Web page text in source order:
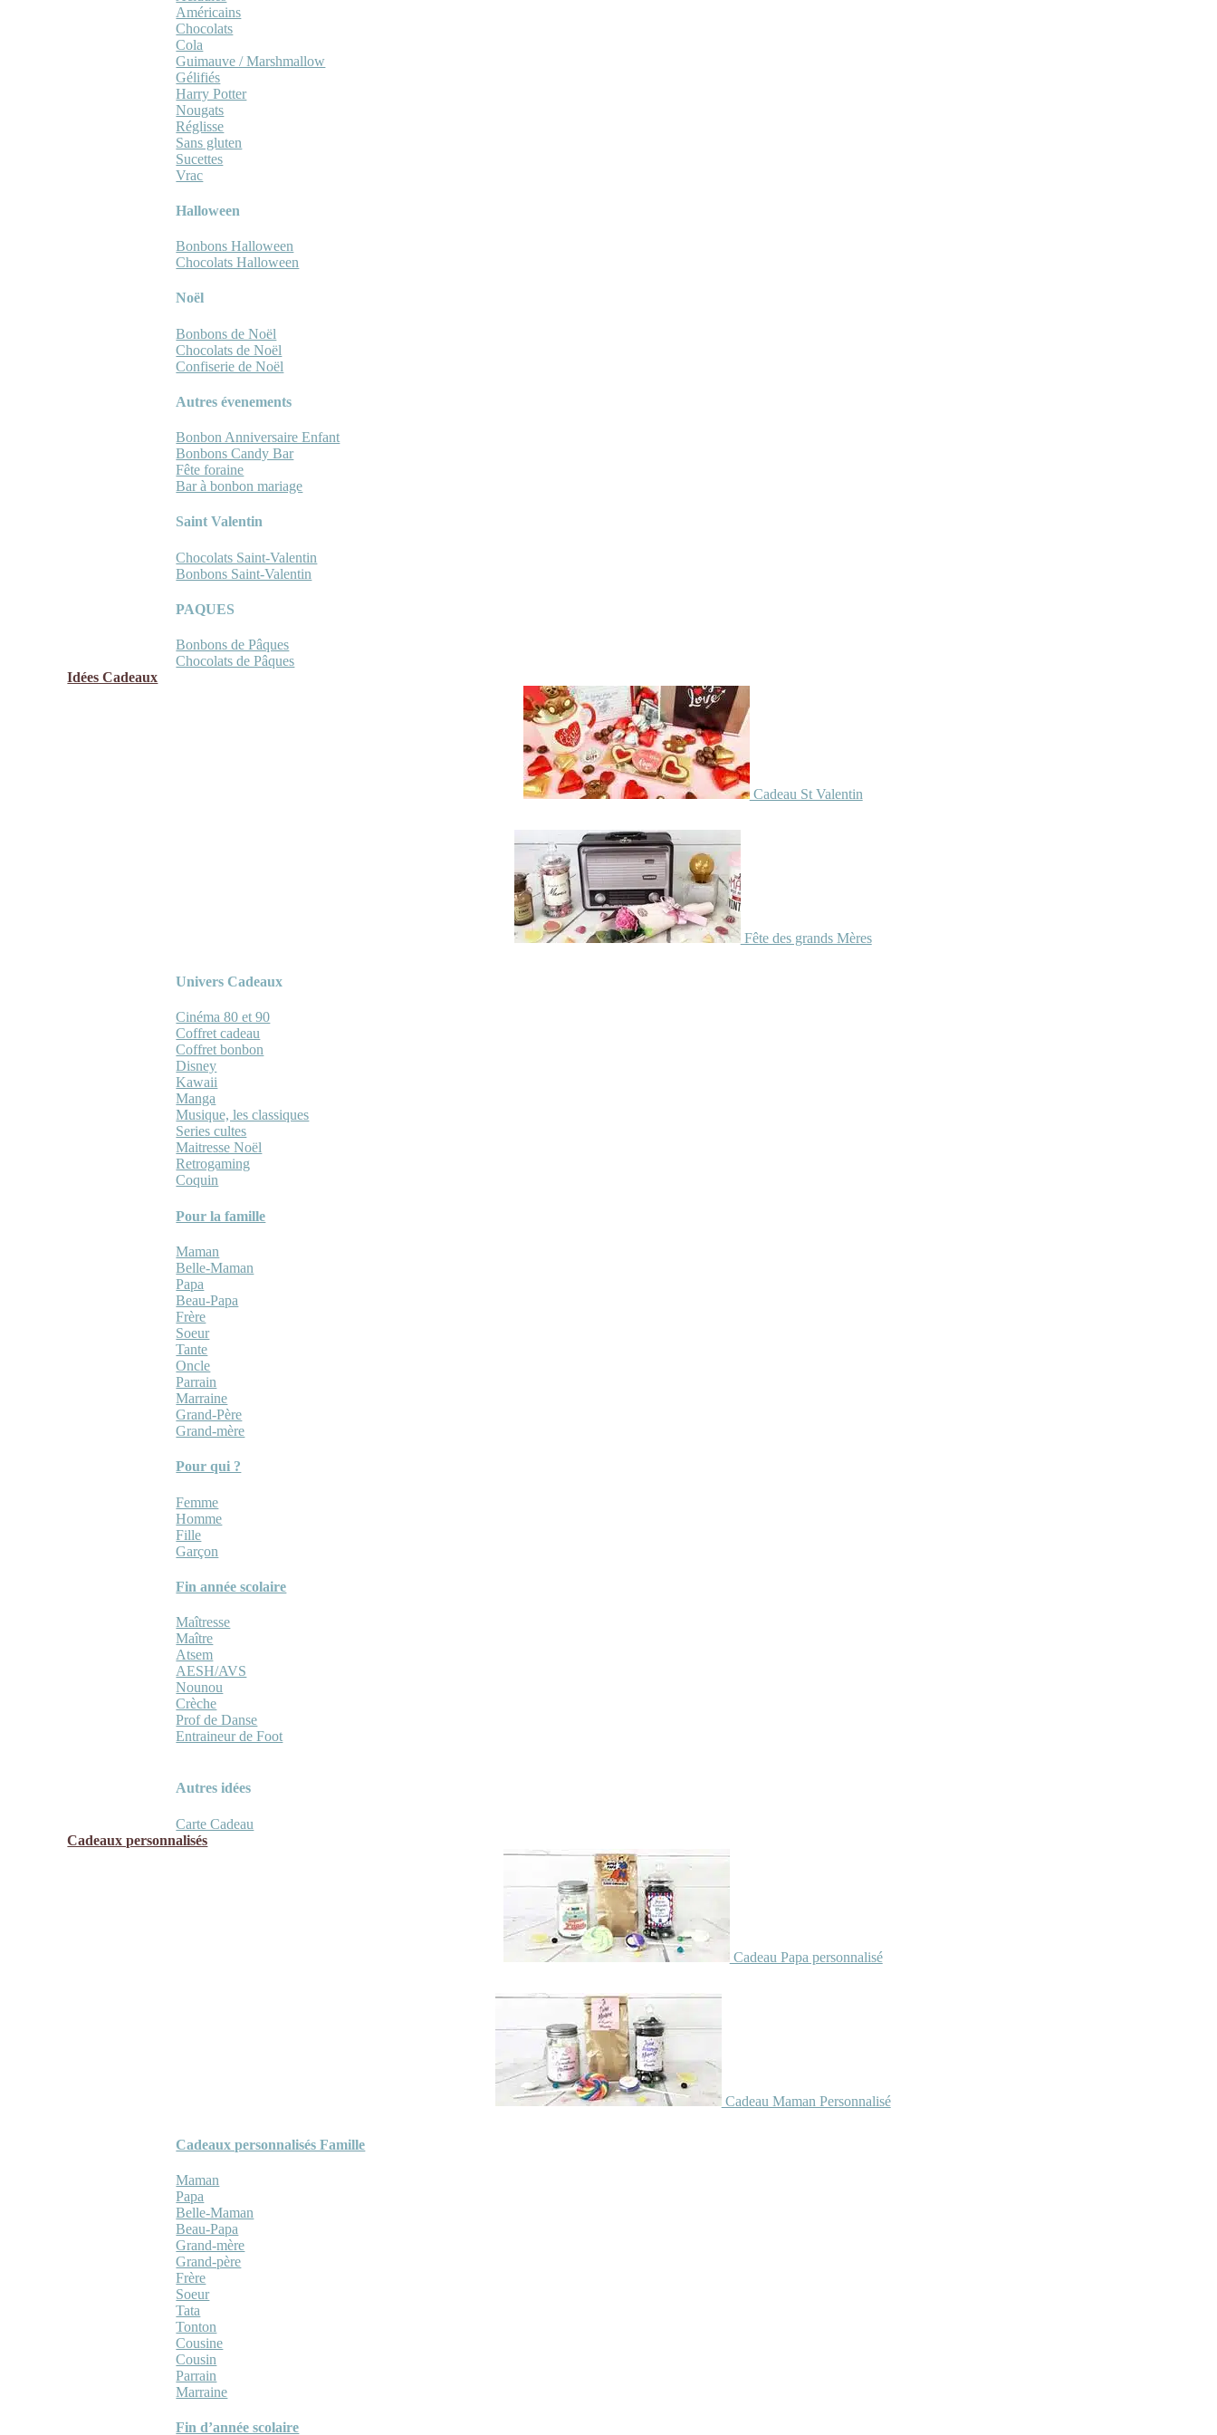
Américains
Chocolats
Cola
Guimauve / Marshmallow
Gélifiés
Harry Potter
Nougats
Réglisse
Sans gluten
Sucettes
Vrac
Halloween
Bonbons Halloween
Chocolats Halloween
Noël
Bonbons de Noël
Chocolats de Noël
Confiserie de Noël
Autres évenements
Bonbon Anniversaire Enfant
Bonbons Candy Bar
Fête foraine
Bar à bonbon mariage
Saint Valentin
Chocolats Saint-Valentin
Bonbons Saint-Valentin
PAQUES
Bonbons de Pâques
Chocolats de Pâques
Idées Cadeaux
Cadeau St Valentin
Fête des grands Mères
Univers Cadeaux
Cinéma 80 et 90
Coffret cadeau
Coffret bonbon
Disney
Kawaii
Manga
Musique, les classiques
Series cultes
Maitresse Noël
Retrogaming
Coquin
Pour la famille
Maman
Belle-Maman
Papa
Beau-Papa
Frère
Soeur
Tante
Oncle
Parrain
Marraine
Grand-Père
Grand-mère
Pour qui ?
Femme
Homme
Fille
Garçon
Fin année scolaire
Maîtresse
Maître
Atsem
AESH/AVS
Nounou
Crèche
Prof de Danse
Entraineur de Foot
Autres idées
Carte Cadeau
Cadeaux personnalisés
Cadeau Papa personnalisé
Cadeau Maman Personnalisé
Cadeaux personnalisés Famille
Maman
Papa
Belle-Maman
Beau-Papa
Grand-mère
Grand-père
Frère
Soeur
Tata
Tonton
Cousine
Cousin
Parrain
Marraine
Fin d’année scolaire